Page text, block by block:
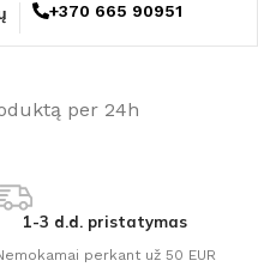
+370 665 90951
per 24h
1-3 d.d. pristatymas
perkant už 50 EUR